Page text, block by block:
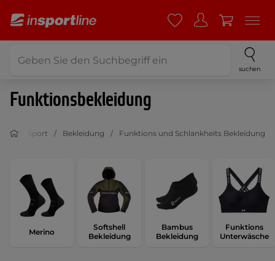
suchen
Funktionsbekleidung
Sport Bekleidung Funktions und Schlankheits Bekleidung
Merino
Softshell
Bekleidung
Bambus
Bekleidung
Funktions
Unterwäsche